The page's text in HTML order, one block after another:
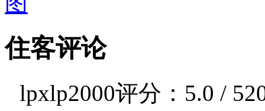
住客评论
lpxlp2000评分：5.0 / 5